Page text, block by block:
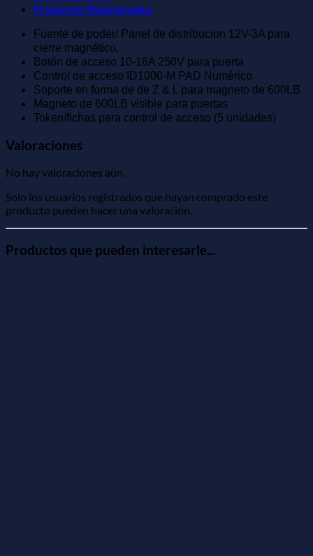
Productos Relacionados
Fuente de poder/ Panel de distribucion 12V-3A para
cierre magnético.
Botón de acceso 10-16A 250V para puerta
Control de acceso ID1000-M PAD Numérico
Soporte en forma de de Z & L para magneto de 600LB
Magneto de 600LB visible para puertas
Token/fichas para control de acceso (5 unidades)
Valoraciones
No hay valoraciones aún.
Solo los usuarios registrados que hayan comprado este
producto pueden hacer una valoración.
Productos que pueden interesarle...